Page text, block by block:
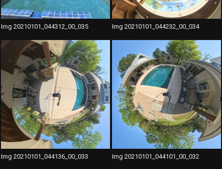
Img 20210101_044312_00_035 Img 20210101_044232_00_034
Img 20210101_044136_00_033 Img 20210101_044101_00_032